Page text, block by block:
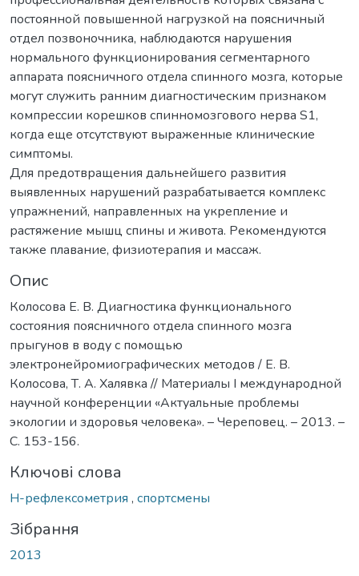
постоянной повышенной нагрузкой на поясничный
отдел позвоночника, наблюдаются нарушения
нормального функционирования сегментарного
аппарата поясничного отдела спинного мозга, которые
могут служить ранним диагностическим признаком
компрессии корешков спинномозгового нерва S1,
когда еще отсутствуют выраженные клинические
симптомы.
Для предотвращения дальнейшего развития
выявленных нарушений разрабатывается комплекс
упражнений, направленных на укрепление и
растяжение мышц спины и живота. Рекомендуются
также плавание, физиотерапия и массаж.
Опис
Колосова Е. В. Диагностика функционального
состояния поясничного отдела спинного мозга
прыгунов в воду с помощью
электронейромиографических методов / Е. В.
Колосова, Т. А. Халявка // Материалы I международной
научной конференции «Актуальные проблемы
экологии и здоровья человека». – Череповец. – 2013. –
С. 153-156.
Ключові слова
Н-рефлексометрия , спортсмены
Зібрання
2013